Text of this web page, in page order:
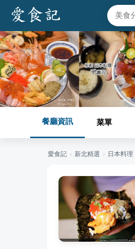
餐廳資訊 菜單
愛食記 › 新北精選 › 日本料理